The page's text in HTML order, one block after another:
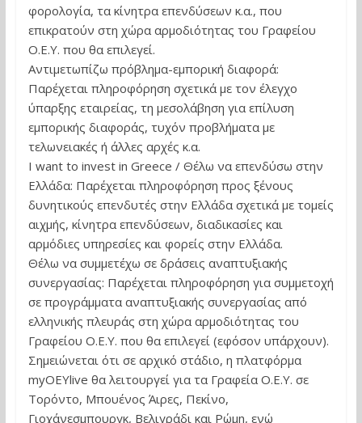
φορολογία, τα κίνητρα επενδύσεων κ.α., που
επικρατούν στη χώρα αρμοδιότητας του Γραφείου
Ο.Ε.Υ. που θα επιλεγεί.
Αντιμετωπίζω πρόβλημα-εμπορική διαφορά:
Παρέχεται πληροφόρηση σχετικά με τον έλεγχο
ύπαρξης εταιρείας, τη μεσολάβηση για επίλυση
εμπορικής διαφοράς, τυχόν προβλήματα με
τελωνειακές ή άλλες αρχές κ.α.
I want to invest in Greece / Θέλω να επενδύσω στην
Ελλάδα: Παρέχεται πληροφόρηση προς ξένους
δυνητικούς επενδυτές στην Ελλάδα σχετικά με τομείς
αιχμής, κίνητρα επενδύσεων, διαδικασίες και
αρμόδιες υπηρεσίες και φορείς στην Ελλάδα.
Θέλω να συμμετέχω σε δράσεις αναπτυξιακής
συνεργασίας: Παρέχεται πληροφόρηση για συμμετοχή
σε προγράμματα αναπτυξιακής συνεργασίας από
ελληνικής πλευράς στη χώρα αρμοδιότητας του
Γραφείου Ο.Ε.Υ. που θα επιλεγεί (εφόσον υπάρχουν).
Σημειώνεται ότι σε αρχικό στάδιο, η πλατφόρμα
myOEYlive θα λειτουργεί για τα Γραφεία Ο.Ε.Υ. σε
Τορόντο, Μπουένος Άιρες, Πεκίνο,
Γιοχάνεσμπουργκ, Βελιγράδι και Ρώμη, ενώ